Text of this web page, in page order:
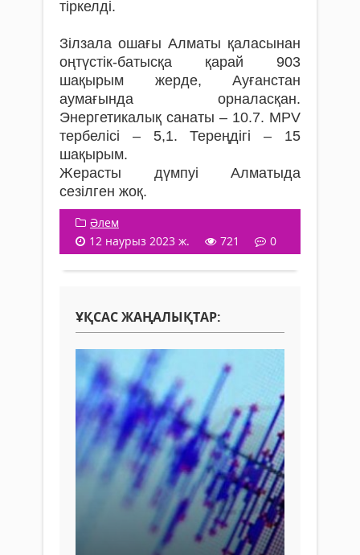
тіркелді.
Зілзала ошағы Алматы қаласынан
оңтүстік-батысқа қарай 903
шақырым жерде, Ауғанстан
аумағында орналасқан.
Энергетикалық санаты – 10.7. MPV
тербелісі – 5,1. Тереңдігі – 15
шақырым.
Жерасты дүмпуі Алматыда
сезілген жоқ.
Әлем
12 наурыз 2023 ж.
721 0
ҰҚСАС ЖАҢАЛЫҚТАР: